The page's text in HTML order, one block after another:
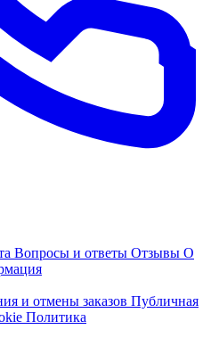
Вопросы и ответы Отзывы О
и отмены заказов Публичная
Политика